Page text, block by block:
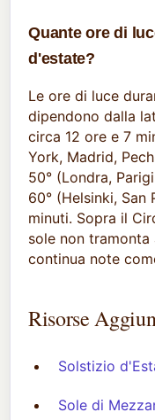
Quante ore di
d'estate?
Le ore di luce
dipendono dalla
circa 12 ore e 7
York, Madrid,
50° (Londra,
60° (Helsinki,
minuti. Sopra il
sole non
continua note
Risorse
Solstizio
Sole di